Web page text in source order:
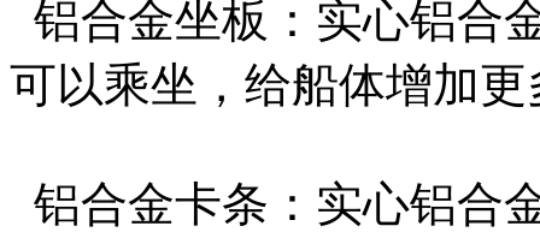
铝合金坐板：实心铝合
可以乘坐，给船体增加
铝合金卡条：实心铝合